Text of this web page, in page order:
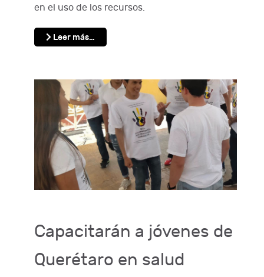
en el uso de los recursos.
Leer más…
Capacitarán a jóvenes de
Querétaro en salud